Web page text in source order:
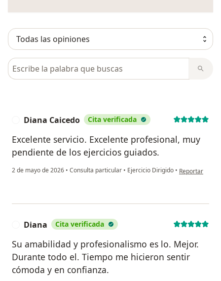
Busca en opiniones
Diana Caicedo Cita verificada
Excelente servicio. Excelente profesional, muy
pendiente de los ejercicios guiados.
2 de mayo de 2026 • Consulta particular • Ejercicio Dirigido • en opinión del
Reportar
Diana Cita verificada
Su amabilidad y profesionalismo es lo. Mejor.
Durante todo el. Tiempo me hicieron sentir
cómoda y en confianza.